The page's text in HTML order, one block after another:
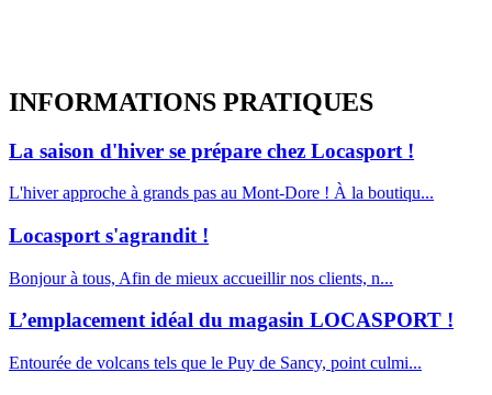
INFORMATIONS PRATIQUES
La saison d'hiver se prépare chez Locasport !
L'hiver approche à grands pas au Mont-Dore ! À la boutiqu...
Locasport s'agrandit !
Bonjour à tous, Afin de mieux accueillir nos clients, n...
L’emplacement idéal du magasin LOCASPORT !
Entourée de volcans tels que le Puy de Sancy, point culmi...